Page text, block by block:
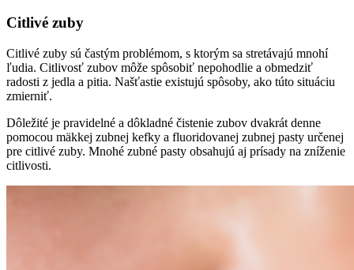
Citlivé zuby
Citlivé zuby sú častým problémom, s ktorým sa stretávajú mnohí
ľudia. Citlivosť zubov môže spôsobiť nepohodlie a obmedziť
radosti z jedla a pitia. Našťastie existujú spôsoby, ako túto situáciu
zmierniť.
Dôležité je pravidelné a dôkladné čistenie zubov dvakrát denne
pomocou mäkkej zubnej kefky a fluoridovanej zubnej pasty určenej
pre citlivé zuby. Mnohé zubné pasty obsahujú aj prísady na zníženie
citlivosti.